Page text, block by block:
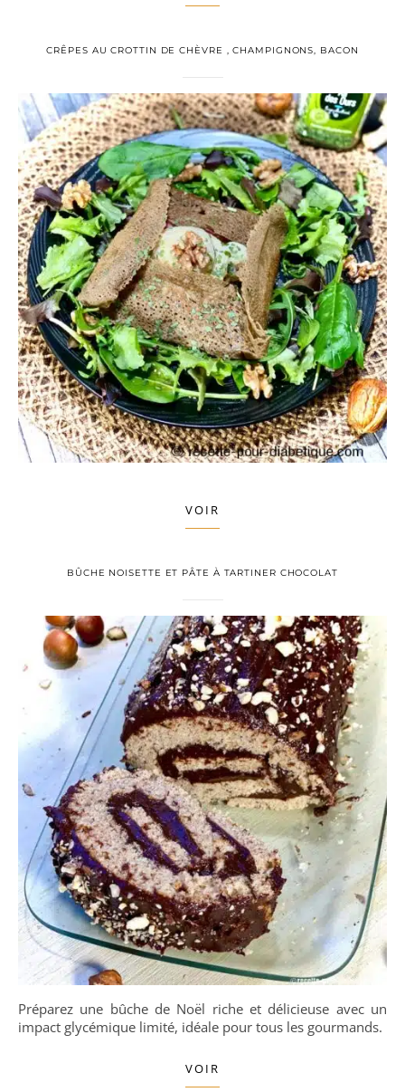
CRÊPES AU CROTTIN DE CHÈVRE , CHAMPIGNONS, BACON
VOIR
BÛCHE NOISETTE ET PÂTE À TARTINER CHOCOLAT
Préparez une bûche de Noël riche et délicieuse avec un
impact glycémique limité, idéale pour tous les gourmands.
VOIR